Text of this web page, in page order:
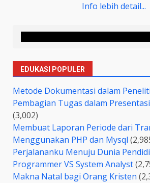
Info lebih detail...
EDUKASI POPULER
Metode Dokumentasi dalam
Pembagian Tugas dalam
(3,002)
Membuat Laporan Periode dari
Menggunakan PHP dan Mysql
Perjalananku Menuju Dunia
Programmer VS System Analyst
Makna Natal bagi Orang Kristen